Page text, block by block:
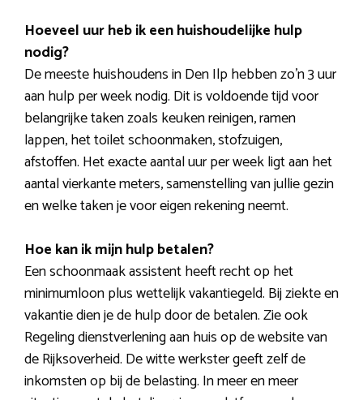
Hoeveel uur heb ik een huishoudelijke hulp
nodig?
De meeste huishoudens in Den Ilp hebben zo’n 3 uur
aan hulp per week nodig. Dit is voldoende tijd voor
belangrijke taken zoals keuken reinigen, ramen
lappen, het toilet schoonmaken, stofzuigen,
afstoffen. Het exacte aantal uur per week ligt aan het
aantal vierkante meters, samenstelling van jullie gezin
en welke taken je voor eigen rekening neemt.
Hoe kan ik mijn hulp betalen?
Een schoonmaak assistent heeft recht op het
minimumloon plus wettelijk vakantiegeld. Bij ziekte en
vakantie dien je de hulp door de betalen. Zie ook
Regeling dienstverlening aan huis op de website van
de Rijksoverheid. De witte werkster geeft zelf de
inkomsten op bij de belasting. In meer en meer